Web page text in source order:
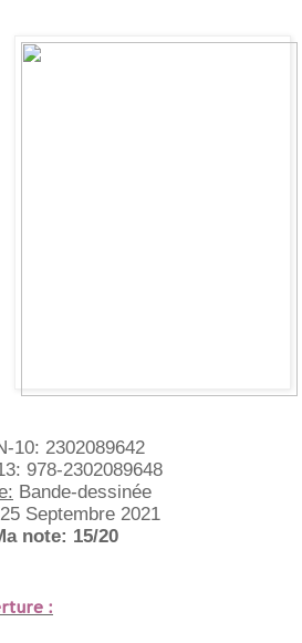
10: ‎2302089642
978-2302089648
Bande-dessinée
25 Septembre 2021
note: 15/20
: